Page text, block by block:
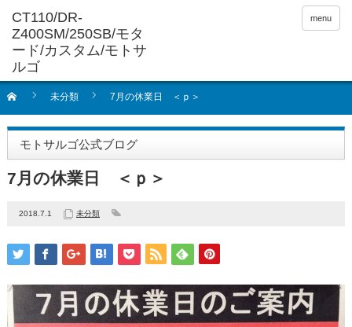
menu
未分類 7月の休業日 ＜ｐ＞
モトサルゴ公式ブログ
7月の休業日 ＜ｐ＞
2018.7.1 未分類